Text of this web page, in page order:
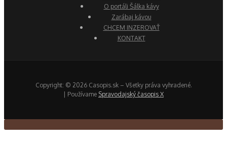
O portáli Šálka kávy
Zarábaj kávou
CHCEM INZEROVAŤ
KONTAKT
Copyright: © 2026 Casopis.sk – Všetky práva vyhradené.
| Používame Spravodajský časopis X